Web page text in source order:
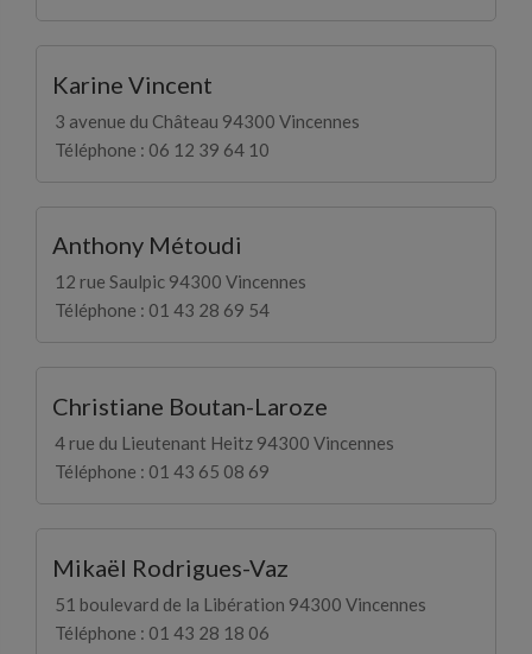
Karine Vincent
3 avenue du Château 94300 Vincennes
Téléphone : 06 12 39 64 10
Anthony Métoudi
12 rue Saulpic 94300 Vincennes
Téléphone : 01 43 28 69 54
Christiane Boutan-Laroze
4 rue du Lieutenant Heitz 94300 Vincennes
Téléphone : 01 43 65 08 69
Mikaël Rodrigues-Vaz
51 boulevard de la Libération 94300 Vincennes
Téléphone : 01 43 28 18 06